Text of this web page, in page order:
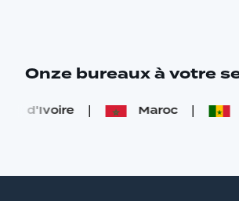
Onze bureaux à votre
d'Ivoire Maroc